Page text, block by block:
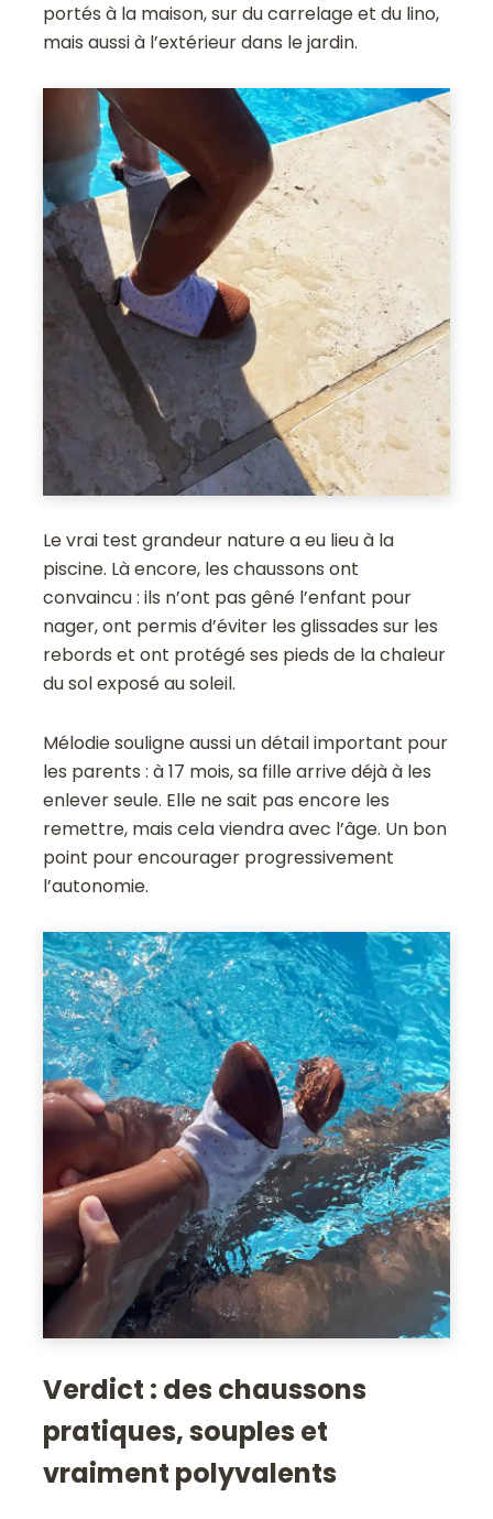
portés à la maison, sur du carrelage et du lino,
mais aussi à l’extérieur dans le jardin.
Le vrai test grandeur nature a eu lieu à la
piscine. Là encore, les chaussons ont
convaincu : ils n’ont pas gêné l’enfant pour
nager, ont permis d’éviter les glissades sur les
rebords et ont protégé ses pieds de la chaleur
du sol exposé au soleil.
Mélodie souligne aussi un détail important pour
les parents : à 17 mois, sa fille arrive déjà à les
enlever seule. Elle ne sait pas encore les
remettre, mais cela viendra avec l’âge. Un bon
point pour encourager progressivement
l’autonomie.
Verdict : des chaussons
pratiques, souples et
vraiment polyvalents